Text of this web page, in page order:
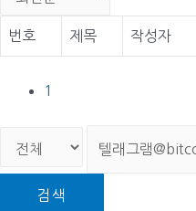
번호 제목 작성자
1
검색